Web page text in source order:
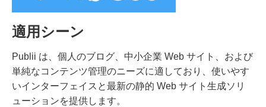
適用シーン
Publii は、個人のブログ、中小企業 Web サイト、および
単純なコンテンツ管理のニーズに適しており、使いやす
いインターフェイスと最新の静的 Web サイト生成ソリ
ューションを提供します。